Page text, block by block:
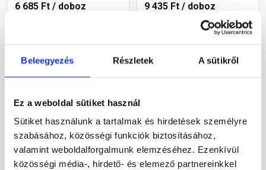
Beleegyezés Részletek A sütikről
Ez a weboldal sütiket használ
Sütiket használunk a tartalmak és hirdetések személyre
szabásához, közösségi funkciók biztosításához,
valamint weboldalforgalmunk elemzéséhez. Ezenkívül
közösségi média-, hirdető- és elemező partnereinkkel
6 685 Ft / doboz 9 435 Ft / doboz